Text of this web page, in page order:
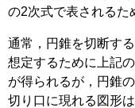
の2次式で表されるた
通常，円錐を切断す
想定するために上記
が得られるが，円錐
切り口に現れる図形